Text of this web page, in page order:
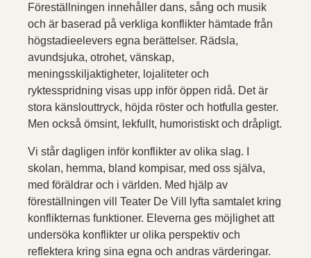
Föreställningen innehåller dans, sång och musik
och är baserad på verkliga konflikter hämtade från
högstadieelevers egna berättelser. Rädsla,
avundsjuka, otrohet, vänskap,
meningsskiljaktigheter, lojaliteter och
ryktesspridning visas upp inför öppen ridå. Det är
stora känslouttryck, höjda röster och hotfulla gester.
Men också ömsint, lekfullt, humoristiskt och dråpligt.
Vi står dagligen inför konflikter av olika slag. I
skolan, hemma, bland kompisar, med oss själva,
med föräldrar och i världen. Med hjälp av
föreställningen vill Teater De Vill lyfta samtalet kring
konflikternas funktioner. Eleverna ges möjlighet att
undersöka konflikter ur olika perspektiv och
reflektera kring sina egna och andras värderingar.